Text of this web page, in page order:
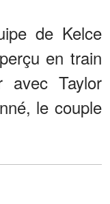
de Kelce
en train
avec Taylor
le couple